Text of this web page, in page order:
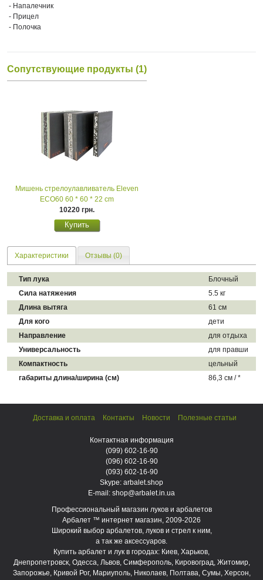
- Напалечник
- Прицел
- Полочка
Сопутствующие продукты (1)
Мишень стрелоулавливатель Eleven
ECO60 60 * 60 * 22 cm
10220 грн.
Характеристики Отзывы (0)
Тип лука
Блочный
Сила натяжения
5.5 кг
Длина вытяга
61 см
Для кого
дети
Направление
для отдыха
Универсальность
для правши
Компактность
цельный
габариты длина/ширина (см)
86,3 см / *
Профессиональный магазин луков и арбалетов
Арбалет ™ интернет магазин, 2009-2026
Широкий выбор арбалетов, луков и стрел к ним,
а так же аксессуаров.
Купить арбалет и лук в городах: Киев, Харьков,
Днепропетровск, Одесса, Львов, Симферополь, Кировоград, Житомир,
Запорожье, Кривой Рог, Мариуполь, Николаев, Полтава, Сумы, Херсон,
Доставка и оплата Контакты Новости Полезные статьи
Контактная информация
(099) 602-16-90
(096) 602-16-90
(093) 602-16-90
Skype: arbalet.shop
E-mail: shop@arbalet.in.ua